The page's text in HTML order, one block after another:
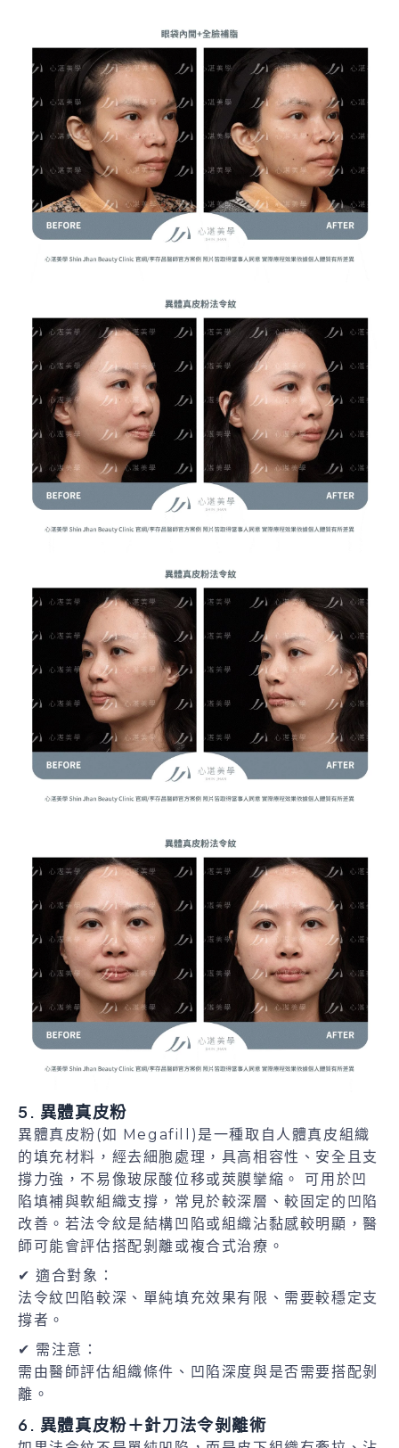
5. 異體真皮粉
異體真皮粉(如 Megafill)是一種取自人體真皮組織
的填充材料，經去細胞處理，具高相容性、安全且支
撐力強，不易像玻尿酸位移或莢膜攣縮。 可用於凹
陷填補與軟組織支撐，常見於較深層、較固定的凹陷
改善。若法令紋是結構凹陷或組織沾黏感較明顯，醫
師可能會評估搭配剝離或複合式治療。
✔ 適合對象：
法令紋凹陷較深、單純填充效果有限、需要較穩定支
撐者。
✔ 需注意：
需由醫師評估組織條件、凹陷深度與是否需要搭配剝
離。
6. 異體真皮粉＋針刀法令剝離術